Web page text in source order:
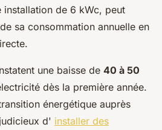
installation de 6 kWc, peut
sa consommation annuelle en
une baisse de 40 à 50
dès la première année.
énergétique auprès
d' installer des